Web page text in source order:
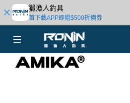
獵漁人釣具
首下載APP即贈$500折價券